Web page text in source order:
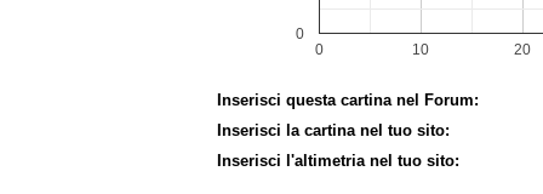
Inserisci questa cartina nel Forum:
Inserisci la cartina nel tuo sito:
Inserisci l'altimetria nel tuo sito: